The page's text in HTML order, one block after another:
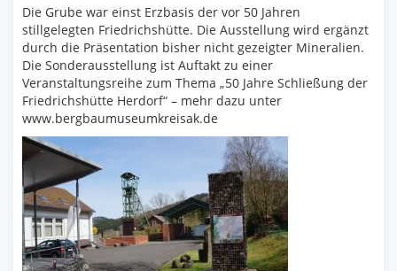
Die Grube war einst Erzbasis der vor 50 Jahren
stillgelegten Friedrichshütte. Die Ausstellung wird ergänzt
durch die Präsentation bisher nicht gezeigter Mineralien.
Die Sonderausstellung ist Auftakt zu einer
Veranstaltungsreihe zum Thema „50 Jahre Schließung der
Friedrichshütte Herdorf“ – mehr dazu unter
www.bergbaumuseumkreisak.de